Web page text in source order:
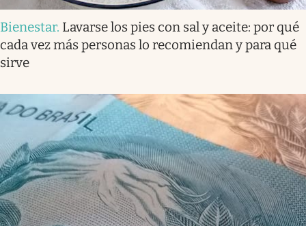
Bienestar. Lavarse los pies con sal y aceite: por qué
cada vez más personas lo recomiendan y para qué
sirve